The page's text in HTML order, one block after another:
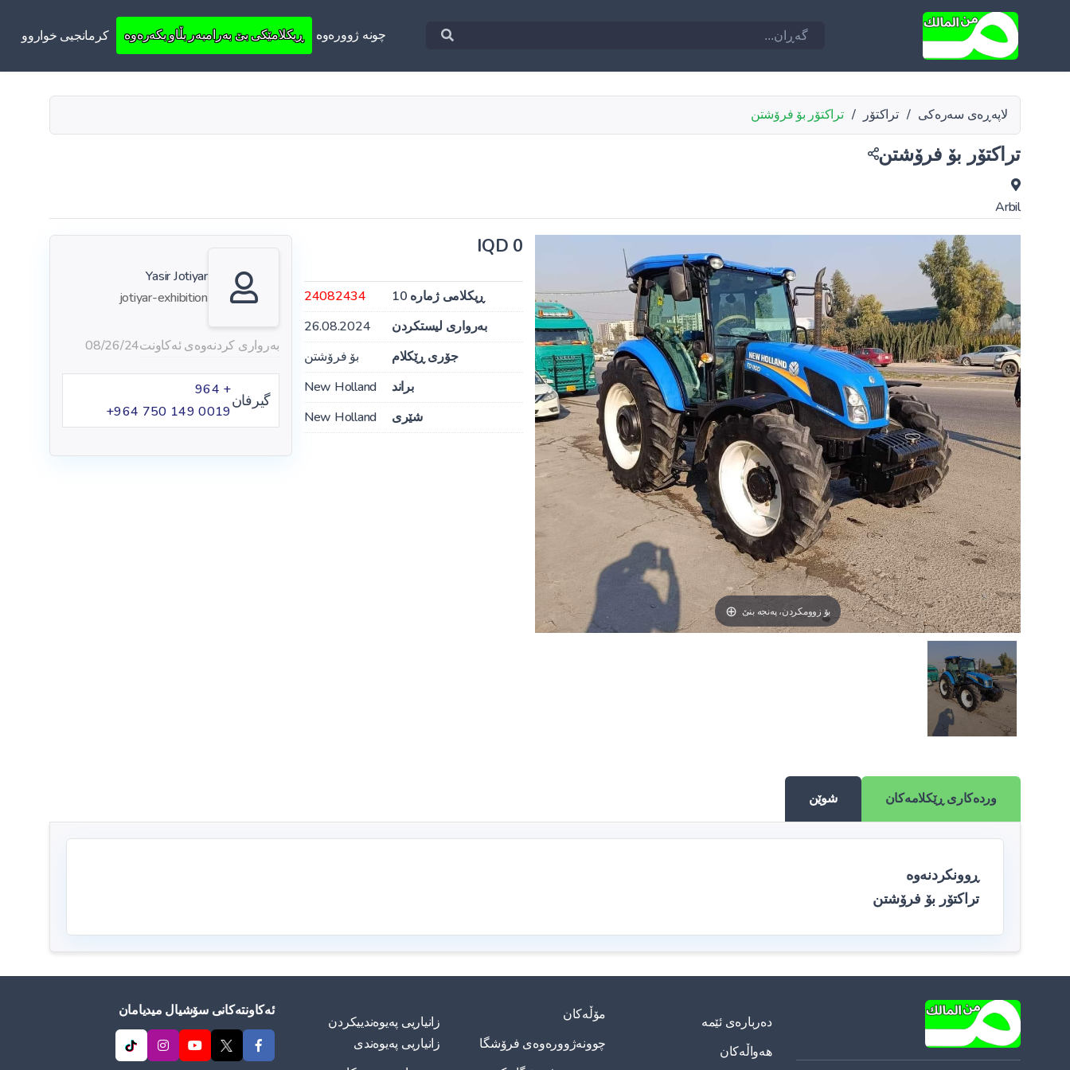
چونه‌ ژووره‌وه‌ ڕیکلامێکی بێ بەرامبەر بڵاو بکەرەوە کرمانجیی خواروو
لاپەڕەی سەرەکی / تراکتۆر / تراکتۆر بۆ فرۆشتن
تراکتۆر بۆ فرۆشتن
Arbil
بۆ زوومکردن، پەنجە بنێ
0 IQD
ڕیکلامی ژمارە 10
24082434
بەرواری لیستکردن
26.08.2024
جۆری ڕێکلام
بۆ فرۆشتن
براند
New Holland
شێری
New Holland
Yasir Jotiyar
jotiyar-exhibition
بەرواری کردنەوەی ئەکاونت08/26/24
گیرفان
+ 964
‪+964 750 149 0019
وردەکاری ڕێکلامەکان شوێن
ڕوونکردنەوە
تراکتۆر بۆ فرۆشتن
دەربارەی ئێمە
هەواڵەکان
مۆڵەکان
چوونەژوورەوەی فرۆشگا
زانیاریی په‌یوه‌ندییكردن
زانیاریی په‌یوه‌ندی
ئەکاونتەکانی سۆشیال میدیامان